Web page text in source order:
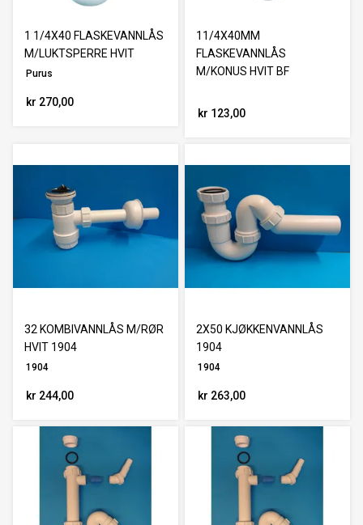
1 1/4X40 FLASKEVANNLÅS
M/LUKTSPERRE HVIT
Purus
kr 270,00
11/4X40MM
FLASKEVANNLÅS
M/KONUS HVIT BF
kr 123,00
32 KOMBIVANNLÅS M/RØR
HVIT 1904
1904
kr 244,00
2X50 KJØKKENVANNLÅS
1904
1904
kr 263,00